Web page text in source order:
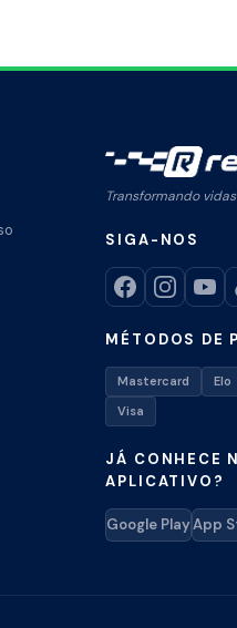
Transformando vidas
SIGA-NOS
MÉTODOS DE
Mastercard Elo
Visa
JÁ CONHECE
APLICATIVO?
Google PlayApp